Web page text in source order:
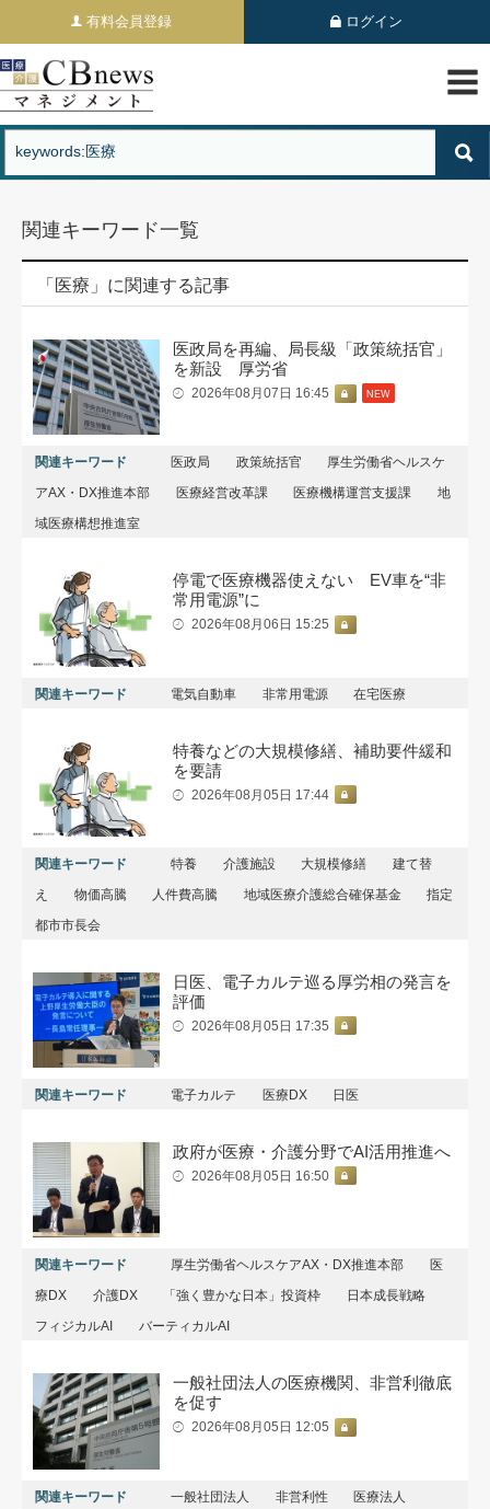
有料会員登録 ログイン
関連キーワード一覧
「医療」に関連する記事
医政局を再編、局長級「政策統括官」
を新設 厚労省
2026年08月07日 16:45 NEW
関連キーワード 医政局 政策統括官
厚生労働省ヘルスケ
アAX・DX推進本部
医療経営改革課 医療機構運営支援課
地
域医療構想推進室
停電で医療機器使えない EV車を“非
常用電源”に
2026年08月06日 15:25
関連キーワード 電気自動車 非常用電源 在宅医療
特養などの大規模修繕、補助要件緩和
を要請
2026年08月05日 17:44
関連キーワード 特養 介護施設 大規模修繕
建て替
え
物価高騰 人件費高騰 地域医療介護総合確保基金
指定
都市市長会
日医、電子カルテ巡る厚労相の発言を
評価
2026年08月05日 17:35
関連キーワード 電子カルテ 医療DX 日医
政府が医療・介護分野でAI活用推進へ
2026年08月05日 16:50
関連キーワード 厚生労働省ヘルスケアAX・DX推進本部
医
療DX
介護DX 「強く豊かな日本」投資枠
日本成長戦略
フィジカルAI
バーティカルAI
一般社団法人の医療機関、非営利徹底
を促す
2026年08月05日 12:05
関連キーワード 一般社団法人 非営利性 医療法人